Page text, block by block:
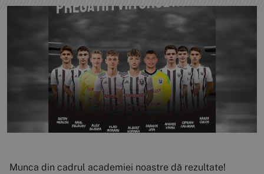
Munca din cadrul academiei noastre dă rezultate!